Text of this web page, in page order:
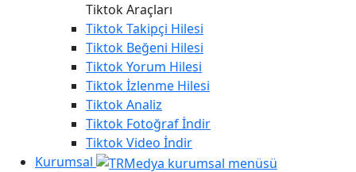
Tiktok Araçları
TiktokTakipçi Hilesi
Tiktok Beğeni Hilesi
TiktokYorum Hilesi
Tiktokİzlenme Hilesi
TiktokAnaliz
Tiktok Fotoğraf İndir
TiktokVideo İndir
Kurumsal